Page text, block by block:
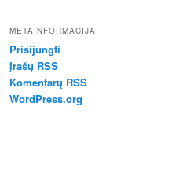
METAINFORMACIJA
Prisijungti
Įrašų RSS
Komentarų RSS
WordPress.org